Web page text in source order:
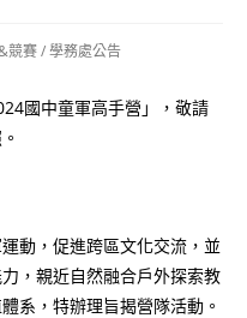
競賽/學務處公告
國中童軍高手營」，敬請
動，促進跨區文化交流，並
，親近自然融合戶外探索教
系，特辦理旨揭營隊活動。